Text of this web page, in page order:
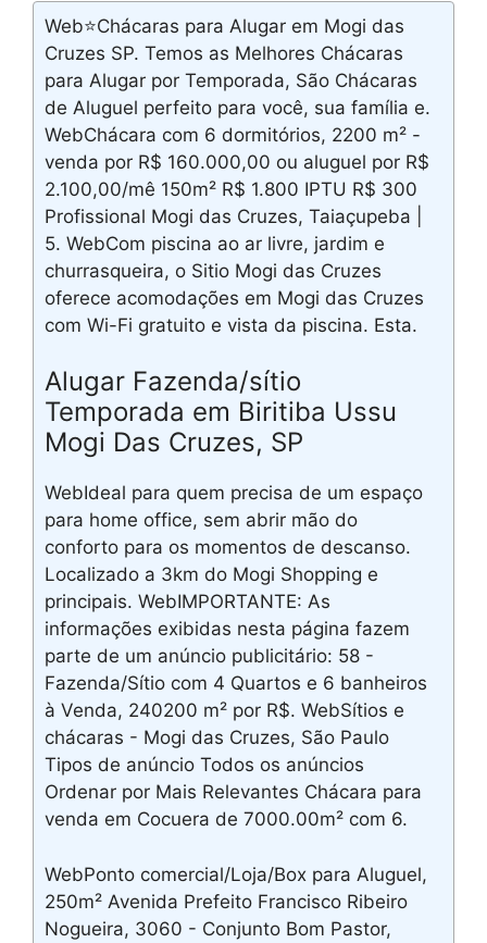
Web⭐Chácaras para Alugar em Mogi das
Cruzes SP. Temos as Melhores Chácaras
para Alugar por Temporada, São Chácaras
de Aluguel perfeito para você, sua família e.
WebChácara com 6 dormitórios, 2200 m² -
venda por R$ 160.000,00 ou aluguel por R$
2.100,00/mê 150m² R$ 1.800 IPTU R$ 300
Profissional Mogi das Cruzes, Taiaçupeba |
5. WebCom piscina ao ar livre, jardim e
churrasqueira, o Sitio Mogi das Cruzes
oferece acomodações em Mogi das Cruzes
com Wi-Fi gratuito e vista da piscina. Esta.
Alugar Fazenda/sítio
Temporada em Biritiba Ussu
Mogi Das Cruzes, SP
WebIdeal para quem precisa de um espaço
para home office, sem abrir mão do
conforto para os momentos de descanso.
Localizado a 3km do Mogi Shopping e
principais. WebIMPORTANTE: As
informações exibidas nesta página fazem
parte de um anúncio publicitário: 58 -
Fazenda/Sítio com 4 Quartos e 6 banheiros
à Venda, 240200 m² por R$. WebSítios e
chácaras - Mogi das Cruzes, São Paulo
Tipos de anúncio Todos os anúncios
Ordenar por Mais Relevantes Chácara para
venda em Cocuera de 7000.00m² com 6.
WebPonto comercial/Loja/Box para Aluguel,
250m² Avenida Prefeito Francisco Ribeiro
Nogueira, 3060 - Conjunto Bom Pastor,